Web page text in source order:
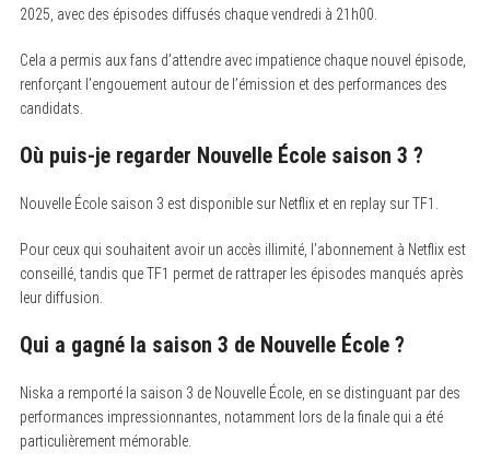
2025, avec des épisodes diffusés chaque vendredi à 21h00.
Cela a permis aux fans d’attendre avec impatience chaque nouvel épisode,
renforçant l’engouement autour de l’émission et des performances des
candidats.
Où puis-je regarder Nouvelle École saison 3 ?
Nouvelle École saison 3 est disponible sur Netflix et en replay sur TF1.
Pour ceux qui souhaitent avoir un accès illimité, l’abonnement à Netflix est
conseillé, tandis que TF1 permet de rattraper les épisodes manqués après
leur diffusion.
Qui a gagné la saison 3 de Nouvelle École ?
Niska a remporté la saison 3 de Nouvelle École, en se distinguant par des
performances impressionnantes, notamment lors de la finale qui a été
particulièrement mémorable.